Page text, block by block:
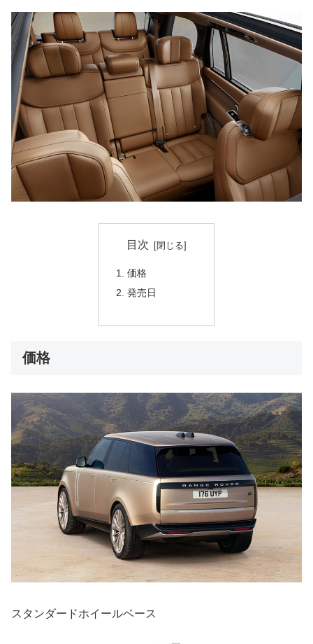
目次
価格
発売日
価格
スタンダードホイールベース